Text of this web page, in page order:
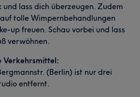
lass dich überzeugen. Zudem
tolle Wimpernbehandlungen
up freuen. Schau vorbei und lass
verwöhnen.
Verkehrsmittel:
(Berlin) ist nur drei
entfernt.